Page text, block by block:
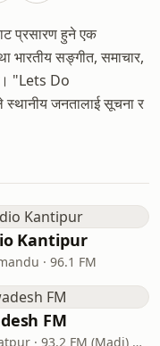
प्रसारण हुने एक
भारतीय सङ्गीत, समाचार,
"Lets Do
जनतालाई सूचना र
Kantipur
· 96.1 FM
FM
Bharatpur · 93.2 FM (Madi) & 102.1 FM (Bharatpur)